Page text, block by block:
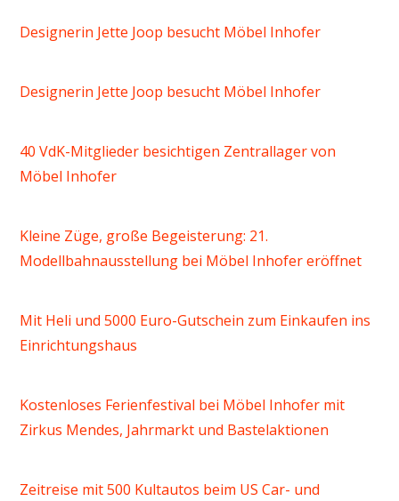
Designerin Jette Joop besucht Möbel Inhofer
Designerin Jette Joop besucht Möbel Inhofer
40 VdK-Mitglieder besichtigen Zentrallager von
Möbel Inhofer
Kleine Züge, große Begeisterung: 21.
Modellbahnausstellung bei Möbel Inhofer eröffnet
Mit Heli und 5000 Euro-Gutschein zum Einkaufen ins
Einrichtungshaus
Kostenloses Ferienfestival bei Möbel Inhofer mit
Zirkus Mendes, Jahrmarkt und Bastelaktionen
Zeitreise mit 500 Kultautos beim US Car- und